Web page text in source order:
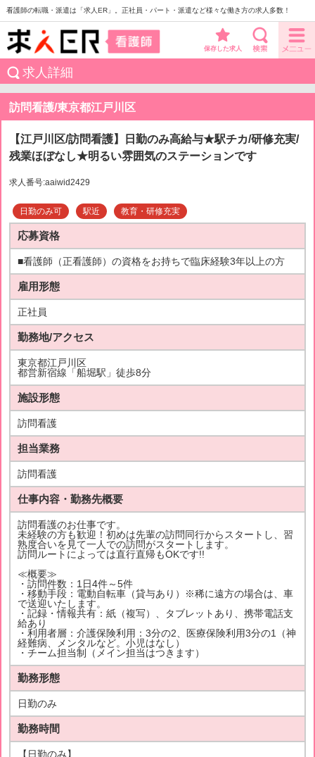
看護師の転職・派遣は「求人ER」。正社員・パート・派遣など様々な働き方の求人多数！
保存した求人
求人詳細
訪問看護/東京都江戸川区
【江戸川区/訪問看護】日勤のみ高給与★駅チカ/研修充実/
残業ほぼなし★明るい雰囲気のステーションです
求人番号:aaiwid2429
日勤のみ可 駅近 教育・研修充実
応募資格
■看護師（正看護師）の資格をお持ちで臨床経験3年以上の方
雇用形態
正社員
勤務地/アクセス
東京都江戸川区
都営新宿線「船堀駅」徒歩8分
施設形態
訪問看護
担当業務
訪問看護
仕事内容・勤務先概要
訪問看護のお仕事です。
未経験の方も歓迎！初めは先輩の訪問同行からスタートし、習
熟度合いを見て一人での訪問がスタートします。
訪問ルートによっては直行直帰もOKです!!
≪概要≫
・訪問件数：1日4件～5件
・移動手段：電動自転車（貸与あり）※稀に遠方の場合は、車
で送迎いたします。
・記録・情報共有：紙（複写）、タブレットあり、携帯電話支
給あり
・利用者層：介護保険利用：3分の2、医療保険利用3分の1（神
経難病、メンタルなど。小児はなし）
・チーム担当制（メイン担当はつきます）
勤務形態
日勤のみ
勤務時間
【日勤のみ】